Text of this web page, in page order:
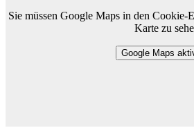
Sie müssen Google Maps in den Cookie-
Karte zu
Google Maps